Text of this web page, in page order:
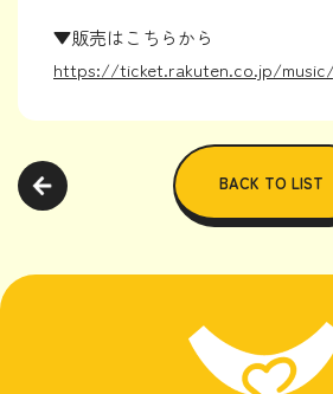
▼販売はこちらから
https://ticket.rakuten.co.jp/
BACK TO LIST